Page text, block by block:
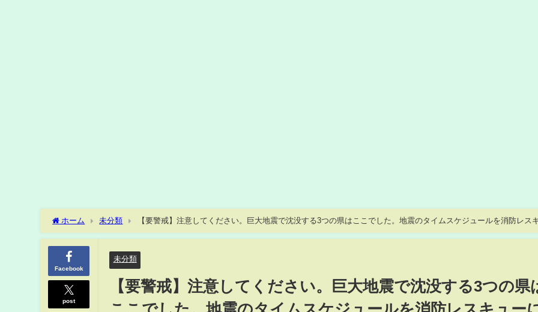
ホーム 未分類
【要警戒】注意してください。巨大地震で沈没する3つの県はここでした。地震のタイムスケジュールを消防レスキ
に聞いてみた
Facebook
post
未分類
【要警戒】注意してください。巨大地震で沈没する3つの県
ここでした。地震のタイムスケジュールを消防レスキュー